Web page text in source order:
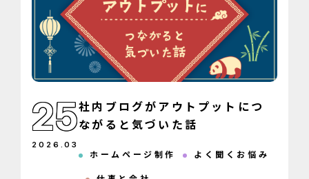
25
2026 .03
社内ブログがアウトプットにつ
ながると気づいた話
ホームページ制作 よく聞くお悩み